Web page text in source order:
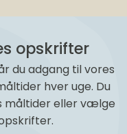
opskrifter
du adgang til vores
hver uge. Du
måltider eller vælge